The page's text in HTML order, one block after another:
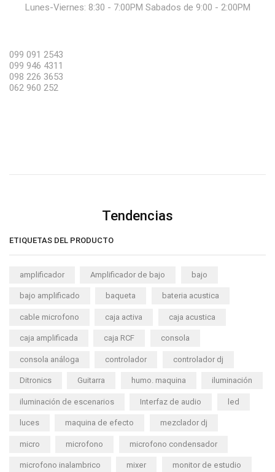
Lunes-Viernes: 8:30 - 7:00PM Sabados de 9:00 - 2:00PM
099 091 2543
099 946 4311
098 226 3653
062 960 252
Tendencias
ETIQUETAS DEL PRODUCTO
amplificador Amplificador de bajo bajo
bajo amplificado baqueta bateria acustica
cable microfono caja activa caja acustica
caja amplificada caja RCF consola
consola análoga controlador controlador dj
Ditronics Guitarra humo. maquina iluminación
iluminación de escenarios Interfaz de audio led
luces maquina de efecto mezclador dj
micro microfono microfono condensador
microfono inalambrico mixer monitor de estudio